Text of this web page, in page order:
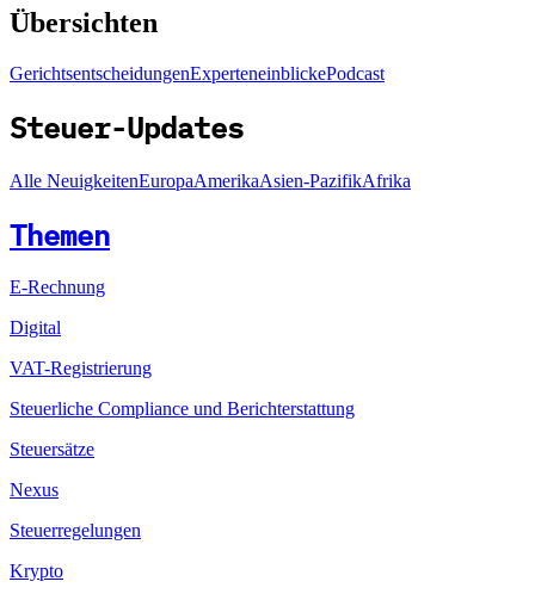
Übersichten
GerichtsentscheidungenExperteneinblickePodcast
Steuer-Updates
Alle NeuigkeitenEuropaAmerikaAsien-PazifikAfrika
Themen
E-Rechnung
Digital
VAT-Registrierung
Steuerliche Compliance und Berichterstattung
Steuersätze
Nexus
Steuerregelungen
Krypto